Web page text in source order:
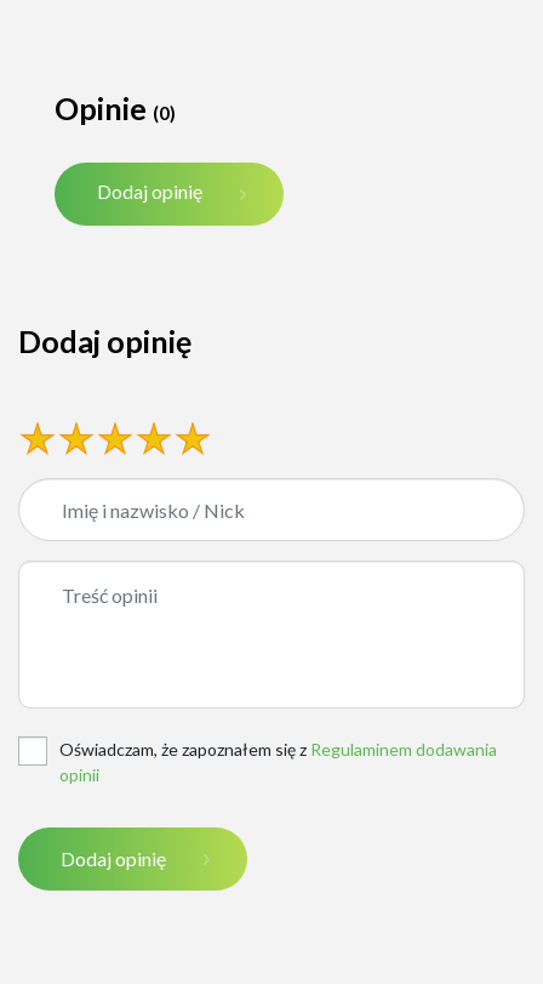
Opinie (0)
Dodaj opinię
Dodaj opinię
Oświadczam, że zapoznałem się z Regulaminem dodawania
opinii
Dodaj opinię